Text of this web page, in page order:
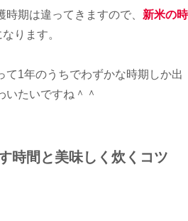
期は違ってきますので、 新米の時
なります。
て1年のうちでわずかな時期しか出
いたいですね＾＾
時間と美味しく炊くコツ